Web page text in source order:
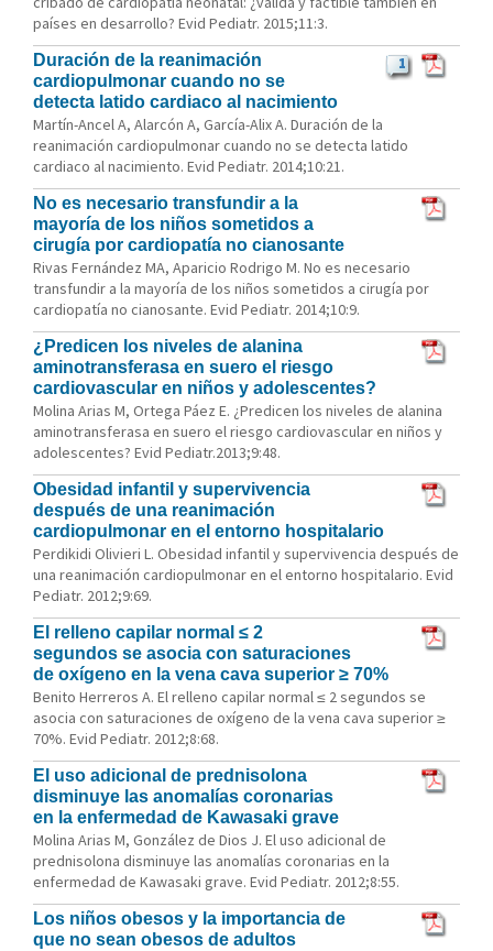
países en desarrollo? Evid Pediatr. 2015;11:3.
1
Duración de la reanimación
cardiopulmonar cuando no se
detecta latido cardiaco al nacimiento
Martín-Ancel A, Alarcón A, García-Alix A. Duración de la
reanimación cardiopulmonar cuando no se detecta latido
cardiaco al nacimiento. Evid Pediatr. 2014;10:21.
No es necesario transfundir a la
mayoría de los niños sometidos a
cirugía por cardiopatía no cianosante
Rivas Fernández MA, Aparicio Rodrigo M. No es necesario
transfundir a la mayoría de los niños sometidos a cirugía por
cardiopatía no cianosante. Evid Pediatr. 2014;10:9.
¿Predicen los niveles de alanina
aminotransferasa en suero el riesgo
cardiovascular en niños y adolescentes?
Molina Arias M, Ortega Páez E. ¿Predicen los niveles de alanina
aminotransferasa en suero el riesgo cardiovascular en niños y
adolescentes? Evid Pediatr.2013;9:48.
Obesidad infantil y supervivencia
después de una reanimación
cardiopulmonar en el entorno hospitalario
Perdikidi Olivieri L. Obesidad infantil y supervivencia después de
una reanimación cardiopulmonar en el entorno hospitalario. Evid
Pediatr. 2012;9:69.
El relleno capilar normal ≤ 2
segundos se asocia con saturaciones
de oxígeno en la vena cava superior ≥ 70%
Benito Herreros A. El relleno capilar normal ≤ 2 segundos se
asocia con saturaciones de oxígeno de la vena cava superior ≥
70%. Evid Pediatr. 2012;8:68.
El uso adicional de prednisolona
disminuye las anomalías coronarias
en la enfermedad de Kawasaki grave
Molina Arias M, González de Dios J. El uso adicional de
prednisolona disminuye las anomalías coronarias en la
enfermedad de Kawasaki grave. Evid Pediatr. 2012;8:55.
Los niños obesos y la importancia de
que no sean obesos de adultos